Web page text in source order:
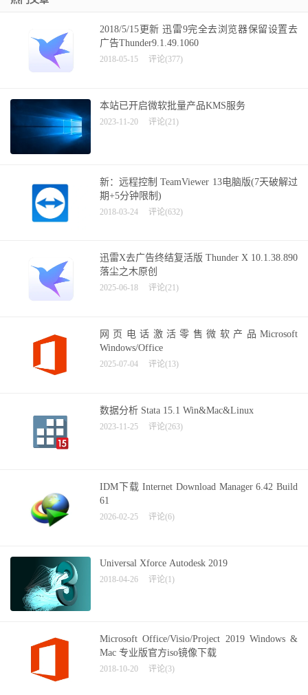
2018/5/15更新 迅雷9完全去浏览器保留设置去
广告Thunder9.1.49.1060
2018-05-15 评论(377)
本站已开启微软批量产品KMS服务
2023-11-20 评论(21)
新：远程控制 TeamViewer 13电脑版(7天破解过
期+5分钟限制)
2018-03-24 评论(632)
迅雷X去广告终结复活版 Thunder X 10.1.38.890
落尘之木原创
2025-06-18 评论(21)
网页电话激活零售微软产品Microsoft
Windows/Office
2025-07-04 评论(13)
数据分析 Stata 15.1 Win&Mac&Linux
2023-11-25 评论(263)
IDM下载 Internet Download Manager 6.42 Build
61
2026-02-25 评论(6)
Universal Xforce Autodesk 2019
2018-04-26 评论(1)
Microsoft Office/Visio/Project 2019 Windows &
Mac 专业版官方iso镜像下载
2018-10-20 评论(3)